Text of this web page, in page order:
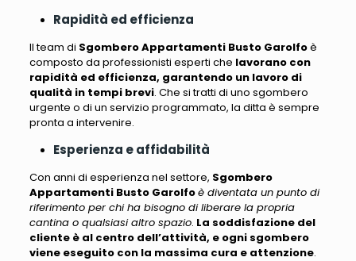
Rapidità ed efficienza
Il team di Sgombero Appartamenti Busto Garolfoè
composto da professionisti esperti che lavorano con
rapidità ed efficienza, garantendo un lavoro di
qualità in tempi brevi. Che si tratti di uno sgombero
urgente o di un servizio programmato, la ditta è sempre
pronta a intervenire.
Esperienza e affidabilità
Con anni di esperienza nel settore, Sgombero
Appartamenti Busto Garolfoè diventata un punto di
riferimento per chi ha bisogno di liberare la propria
cantina o qualsiasi altro spazio. La soddisfazione del
cliente è al centro dell’attività, e ogni sgombero
viene eseguito con la massima cura e attenzione.